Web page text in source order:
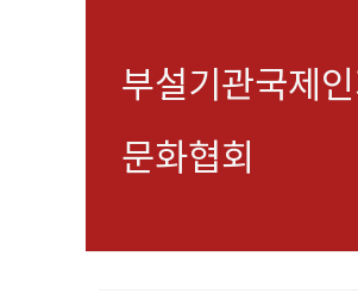
부설기관국제
문화협회